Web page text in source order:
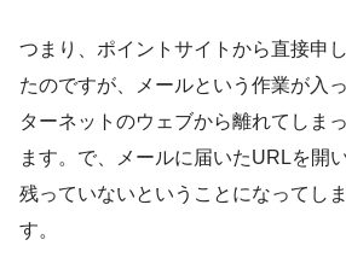
つまり、ポイントサイトから直接申
たのですが、メールという作業が入
ターネットのウェブから離れてしま
ます。で、メールに届いたURLを開
残っていないということになってし
す。